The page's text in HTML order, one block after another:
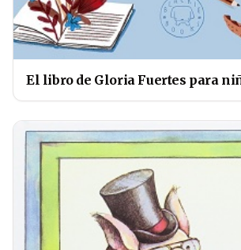
El libro de Gloria Fuertes para